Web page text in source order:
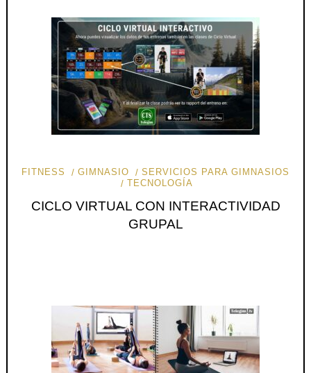
FITNESS GIMNASIO
SERVICIOS PARA GIMNASIOS
TECNOLOGÍA
CICLO VIRTUAL CON INTERACTIVIDAD
GRUPAL